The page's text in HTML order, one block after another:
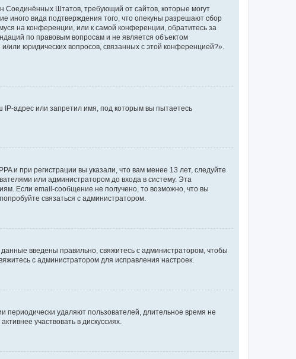
Соединённых Штатов, требующий от сайтов, которые могут
иного вида подтверждения того, что опекуны разрешают сбор
на конференции, или к самой конференции, обратитесь за
по правовым вопросам и не является объектом
или юридических вопросов, связанных с этой конференцией?».
адрес или запретил имя, под которым вы пытаетесь
и при регистрации вы указали, что вам менее 13 лет, следуйте
или администратором до входа в систему. Эта
Если email-сообщение не получено, то возможно, что вы
связаться с администратором.
введены правильно, свяжитесь с администратором, чтобы
с администратором для исправления настроек.
периодически удаляют пользователей, длительное время не
участвовать в дискуссиях.